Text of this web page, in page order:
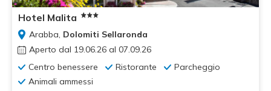
Hotel Malita
Arabba, Dolomiti Sellaronda
Aperto dal 19.06.26 al 07.09.26
Centro benessere
Ristorante
Parcheggio
Animali ammessi